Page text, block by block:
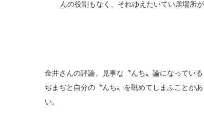
んの役割もなく、それゆえたいてい居場所が
金井さんの評論、見事な〝んち〟論になってい
ぢまぢと自分の〝んち〟を眺めてしまふことが
い。